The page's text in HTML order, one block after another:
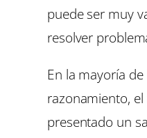
puede ser muy
resolver
En la mayoría
razonamiento,
presentado un